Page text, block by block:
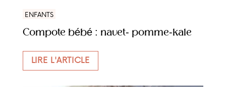
ENFANTS
Compote bébé : navet- pomme-kale
LIRE L'ARTICLE